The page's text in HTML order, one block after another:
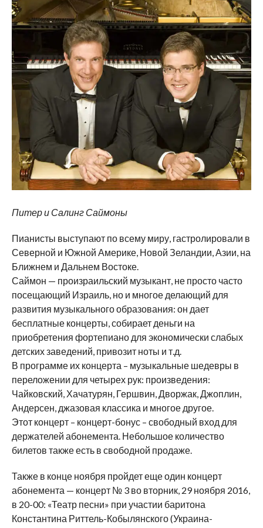
Питер и Салинг Саймоны
Пианисты выступают по всему миру, гастролировали в
Северной и Южной Америке, Новой Зеландии, Азии, на
Ближнем и Дальнем Востоке.
Саймон — произраильский музыкант, не просто часто
посещающий Израиль, но и многое делающий для
развития музыкального образования: он дает
бесплатные концерты, собирает деньги на
приобретения фортепиано для экономически слабых
детских заведений, привозит ноты и т.д.
В программе их концерта – музыкальные шедевры в
переложении для четырех рук: произведения:
Чайковский, Хачатурян, Гершвин, Дворжак, Джоплин,
Андерсен, джазовая классика и многое другое.
Этот концерт – концерт-бонус – свободный вход для
держателей абонемента. Небольшое количество
билетов также есть в свободной продаже.
Также в конце ноября пройдет еще один концерт
абонемента — концерт № 3 во вторник, 29 ноября 2016,
в 20-00: «Театр песни» при участии баритона
Константина Риттель-Кобылянского (Украина-